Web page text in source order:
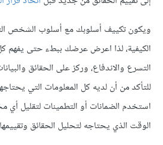
ويكون تكييف أسلوبك مع أسلوب الشخص
الكيفية، لذا اعرض عرضك ببطء حتى يفهم
التسرع والاندفاع، وركز على الحقائق
للتأكد من أن لديه كل المعلومات التي
استخدم الضمانات أو التطمينات لتقليل أي
الوقت الذي يحتاجه لتحليل الحقائق وتقييمها